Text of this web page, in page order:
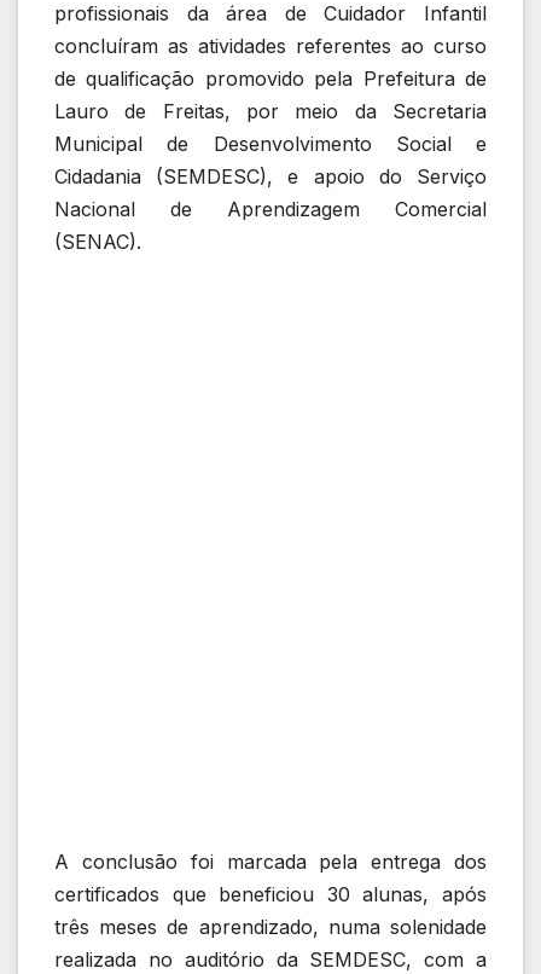
profissionais da área de Cuidador Infantil
concluíram as atividades referentes ao curso
de qualificação promovido pela Prefeitura de
Lauro de Freitas, por meio da Secretaria
Municipal de Desenvolvimento Social e
Cidadania (SEMDESC), e apoio do Serviço
Nacional de Aprendizagem Comercial
(SENAC).
A conclusão foi marcada pela entrega dos
certificados que beneficiou 30 alunas, após
três meses de aprendizado, numa solenidade
realizada no auditório da SEMDESC, com a